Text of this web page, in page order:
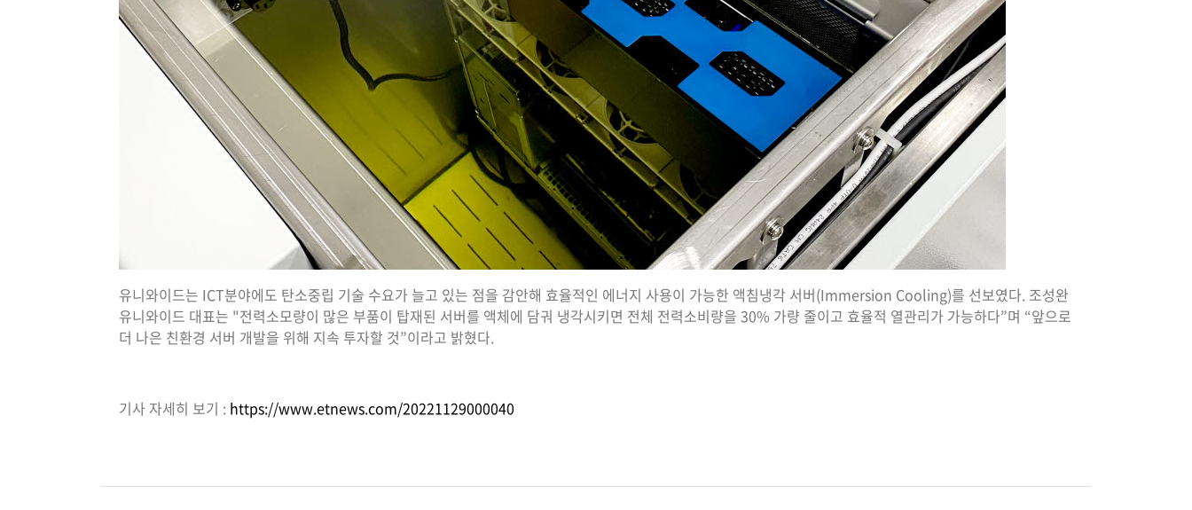
유니와이드는 ICT분야에도 탄소중립 기술 수요가 늘고 있는 점을 감안해 효율적인 에너지 사용이 가능한 액침냉각 서버(Immersion Cooling)를 선보였다. 조성완
유니와이드 대표는 "전력소모량이 많은 부품이 탑재된 서버를 액체에 담궈 냉각시키면 전체 전력소비량을 30% 가량 줄이고 효율적 열관리가 가능하다”며 “앞으로
더 나은 친환경 서버 개발을 위해 지속 투자할 것”이라고 밝혔다.
기사 자세히 보기 : https://www.etnews.com/20221129000040